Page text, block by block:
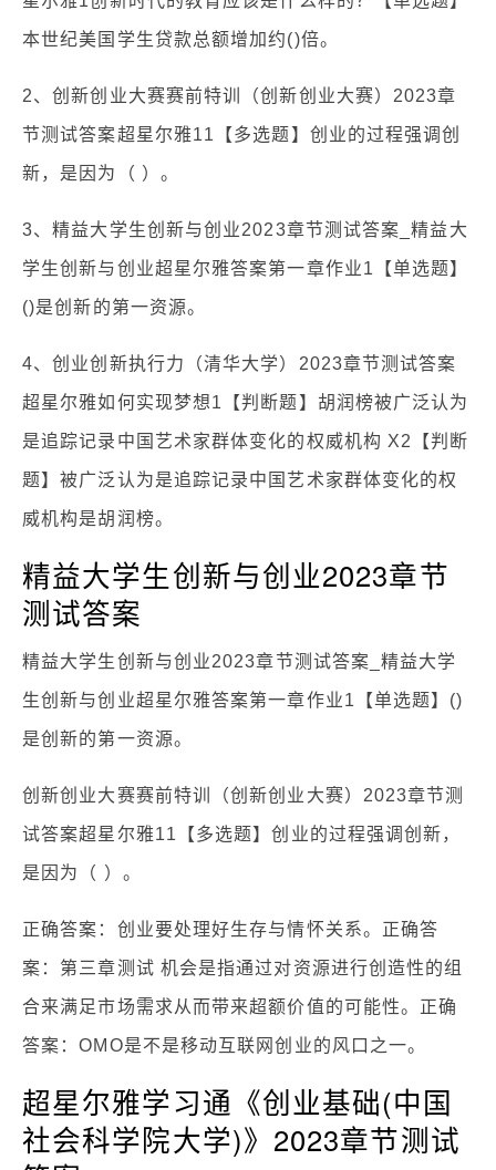
本世纪美国学生贷款总额增加约()倍。
2、创新创业大赛赛前特训（创新创业大赛）2023章
节测试答案超星尔雅11【多选题】创业的过程强调创
新，是因为（ ）。
3、精益大学生创新与创业2023章节测试答案_精益大
学生创新与创业超星尔雅答案第一章作业1【单选题】
()是创新的第一资源。
4、创业创新执行力（清华大学）2023章节测试答案
超星尔雅如何实现梦想1【判断题】胡润榜被广泛认为
是追踪记录中国艺术家群体变化的权威机构 X2【判断
题】被广泛认为是追踪记录中国艺术家群体变化的权
威机构是胡润榜。
精益大学生创新与创业2023章节
测试答案
精益大学生创新与创业2023章节测试答案_精益大学
生创新与创业超星尔雅答案第一章作业1【单选题】()
是创新的第一资源。
创新创业大赛赛前特训（创新创业大赛）2023章节测
试答案超星尔雅11【多选题】创业的过程强调创新，
是因为（ ）。
正确答案：创业要处理好生存与情怀关系。正确答
案：第三章测试 机会是指通过对资源进行创造性的组
合来满足市场需求从而带来超额价值的可能性。正确
答案：OMO是不是移动互联网创业的风口之一。
超星尔雅学习通《创业基础(中国
社会科学院大学)》2023章节测试